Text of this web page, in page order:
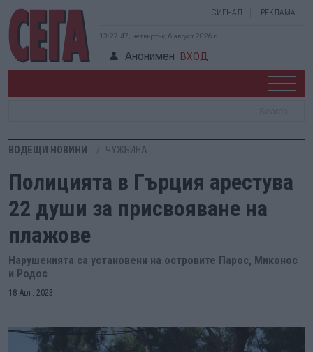
СИГНАЛ РЕКЛАМА
13:27:47, четвъртък, 6 август 2026 г.
Анонимен ВХОД
ВОДЕЩИ НОВИНИ ЧУЖБИНА
Полицията в Гърция арестува
22 души за присвояване на
плажове
Нарушенията са установени на островите Парос, Миконос
и Родос
18 Авг. 2023